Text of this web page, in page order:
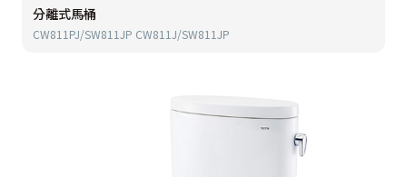
分離式馬桶
CW811PJ/SW811JP CW811J/SW811JP